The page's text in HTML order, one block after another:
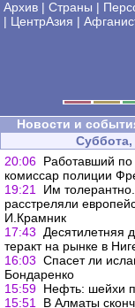
Архив | Страны |
| ЦентрАзия |
Новости и
Суббота,
20:06 Работавший
комиссар полиции
19:21
Им
расстреляли
И.Крамник
17:43
Десятилетняя
теракт на рынке в
16:03 Спасет ли
Бондаренко
15:59 Нефть: шейхи
15:51
В Алматы